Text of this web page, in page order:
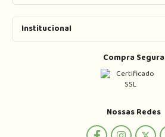
Institucional
Compra Segura
Nossas Redes